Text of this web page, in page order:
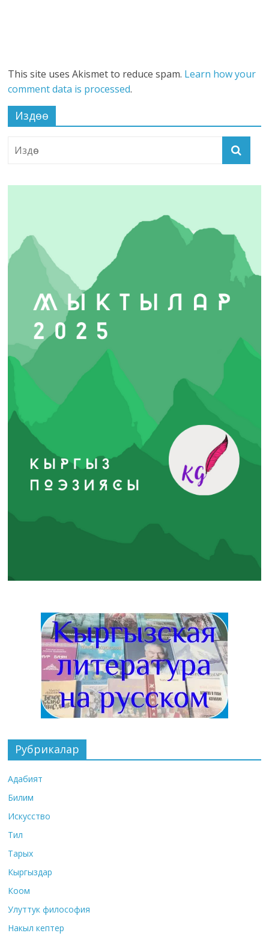
This site uses Akismet to reduce spam. Learn how your
comment data is processed.
Издөө
Рубрикалар
Адабият
Билим
Искусство
Тил
Тарых
Кыргыздар
Коом
Улуттук философия
Накыл кептер